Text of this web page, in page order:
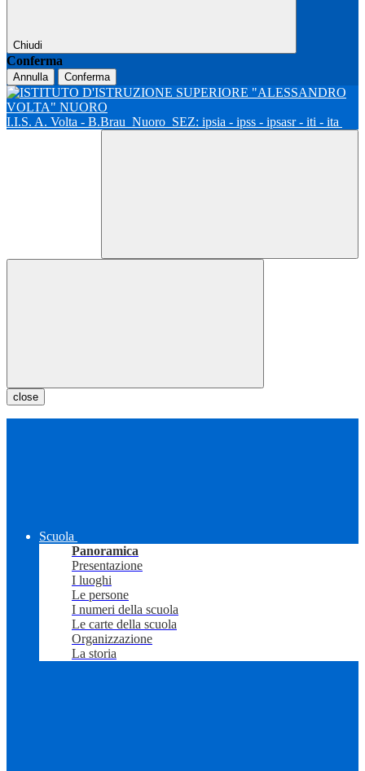
Chiudi
Conferma
Annulla Conferma
I.I.S. A. Volta - B.Brau Nuoro SEZ: ipsia - ipss - ipsasr - iti - ita
close
Scuola
Panoramica
Presentazione
I luoghi
Le persone
I numeri della scuola
Le carte della scuola
Organizzazione
La storia